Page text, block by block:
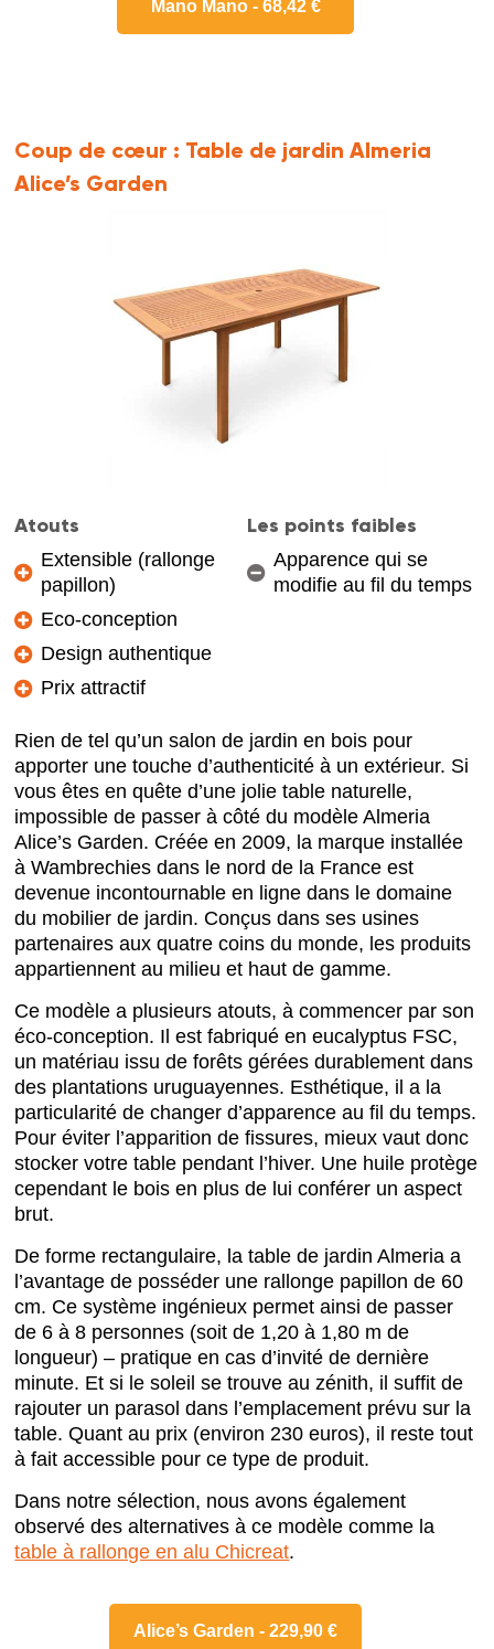
Mano Mano - 68,42 €
Coup de cœur : Table de jardin Almeria
Alice’s Garden
Atouts
Extensible (rallonge
papillon)
Eco-conception
Design authentique
Prix attractif
Les points faibles
Apparence qui se
modifie au fil du temps
Rien de tel qu’un salon de jardin en bois pour
apporter une touche d’authenticité à un extérieur. Si
vous êtes en quête d’une jolie table naturelle,
impossible de passer à côté du modèle Almeria
Alice’s Garden. Créée en 2009, la marque installée
à Wambrechies dans le nord de la France est
devenue incontournable en ligne dans le domaine
du mobilier de jardin. Conçus dans ses usines
partenaires aux quatre coins du monde, les produits
appartiennent au milieu et haut de gamme.
Ce modèle a plusieurs atouts, à commencer par son
éco-conception. Il est fabriqué en eucalyptus FSC,
un matériau issu de forêts gérées durablement dans
des plantations uruguayennes. Esthétique, il a la
particularité de changer d’apparence au fil du temps.
Pour éviter l’apparition de fissures, mieux vaut donc
stocker votre table pendant l’hiver. Une huile protège
cependant le bois en plus de lui conférer un aspect
brut.
De forme rectangulaire, la table de jardin Almeria a
l’avantage de posséder une rallonge papillon de 60
cm. Ce système ingénieux permet ainsi de passer
de 6 à 8 personnes (soit de 1,20 à 1,80 m de
longueur) – pratique en cas d’invité de dernière
minute. Et si le soleil se trouve au zénith, il suffit de
rajouter un parasol dans l’emplacement prévu sur la
table. Quant au prix (environ 230 euros), il reste tout
à fait accessible pour ce type de produit.
Dans notre sélection, nous avons également
observé des alternatives à ce modèle comme la
table à rallonge en alu Chicreat.
Alice’s Garden - 229,90 €